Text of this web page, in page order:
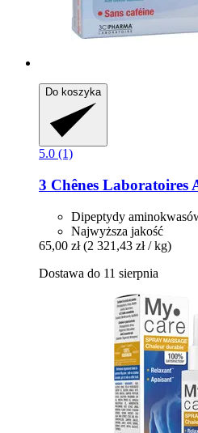
Do koszyka
5.0 (1)
3 Chênes Laboratoires
Dipeptydy
Najwyższa jakość
65,00 zł (2 321,43 zł / kg)
Dostawa do 11 sierpnia